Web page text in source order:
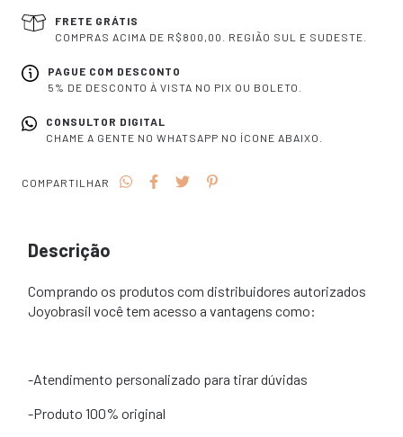
FRETE GRÁTIS
COMPRAS ACIMA DE R$800,00. REGIÃO SUL E SUDESTE.
PAGUE COM DESCONTO
5% DE DESCONTO À VISTA NO PIX OU BOLETO.
CONSULTOR DIGITAL
CHAME A GENTE NO WHATSAPP NO ÍCONE ABAIXO.
COMPARTILHAR
Descrição
Comprando os produtos com distribuidores autorizados
Joyobrasil você tem acesso a vantagens como:
-Atendimento personalizado para tirar dúvidas
-Produto 100% original